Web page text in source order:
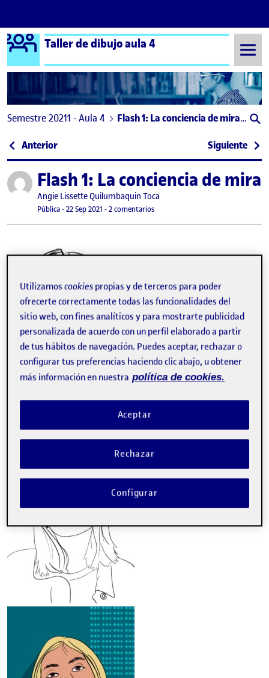
Saltar al contenido
Logo Ágora
Taller de dibujo aula 4
Semestre 20211 - Aula 4 Flash 1: La conciencia de mirar(nos): El autorretrato
Navegación de entradas
Anterior: Flash 1: La conciencia de mirar(nos): El
Siguiente:
Publicado porFlash 1: La conciencia de
Publicado por
Angie Lissette Quilumbaquin Toca
Visibilidad:
Pública-Fecha de publicación
22 Sep 2021 22 septiembre, 2021 7:02 pm
-2 comentariosen Flash 1: La conciencia de
Utilizamoscookies propias y de terceros para poder
ofrecerte correctamente todas las funcionalidades del
sitio web, con fines analíticos y para mostrarte publicidad
personalizada de acuerdo con un perfil elaborado a partir
de tus hábitos de navegación. Puedes aceptar, rechazar o
configurar tus preferencias haciendo clic abajo, u obtener
más información en nuestra política de cookies.
Rechazar
Aceptar
Configurar